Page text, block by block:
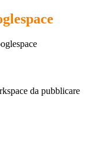
da pubblicare